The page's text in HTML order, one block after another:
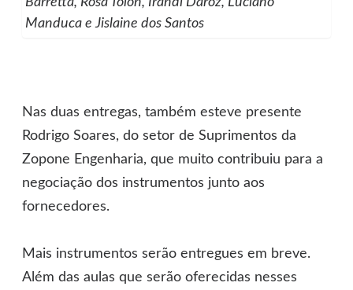
Manduca e Jislaine dos Santos
Nas duas entregas, também esteve presente
Rodrigo Soares, do setor de Suprimentos da
Zopone Engenharia, que muito contribuiu para a
negociação dos instrumentos junto aos
fornecedores.
Mais instrumentos serão entregues em breve.
Além das aulas que serão oferecidas nesses